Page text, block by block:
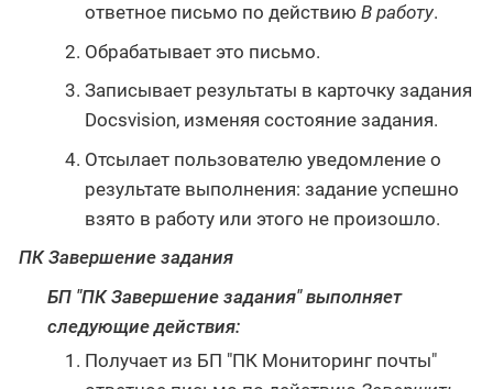
ответное письмо по действию В работу.
Обрабатывает это письмо.
Записывает результаты в карточку задания
Docsvision, изменяя состояние задания.
Отсылает пользователю уведомление о
результате выполнения: задание успешно
взято в работу или этого не произошло.
ПК Завершение задания
БП "ПК Завершение задания" выполняет
следующие действия:
Получает из БП "ПК Мониторинг почты"